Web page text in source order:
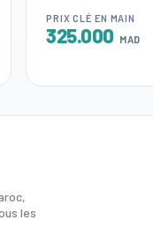
PRIX CLÉ EN MAIN
325.000 MAD
les